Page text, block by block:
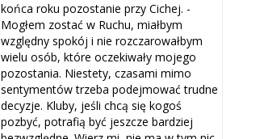
końca roku pozostanie przy Cichej. -
Mogłem zostać w Ruchu, miałbym
względny spokój i nie rozczarowałbym
wielu osób, które oczekiwały mojego
pozostania. Niestety, czasami mimo
sentymentów trzeba podejmować trudne
decyzje. Kluby, jeśli chcą się kogoś
pozbyć, potrafią być jeszcze bardziej